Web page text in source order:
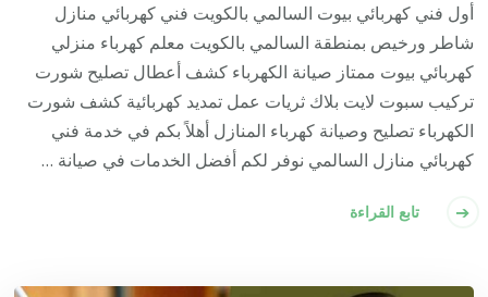
أول فني كهربائي بيوت السالمي بالكويت فني كهربائي منازل
شاطر ورخيص بمنطقة السالمي بالكويت معلم كهرباء منزلي
كهربائي بيوت ممتاز صيانة الكهرباء كشف أعطال تصليح شورت
تركيب سبوت لايت بلاك ثريات عمل تمديد كهربائية كشف شورت
الكهرباء تصليح وصيانة كهرباء المنازل أهلاً بكم في خدمة فني
كهربائي منازل السالمي نوفر لكم أفضل الخدمات في صيانة …
تابع القراءة